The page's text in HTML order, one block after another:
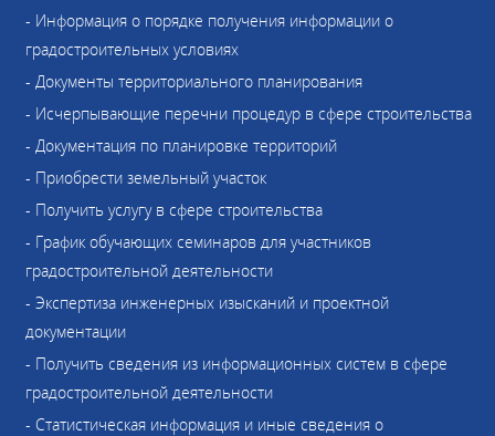
- Информация о порядке получения информации о
градостроительных условиях
- Документы территориального планирования
- Исчерпывающие перечни процедур в сфере строительства
- Документация по планировке территорий
- Приобрести земельный участок
- Получить услугу в сфере строительства
- График обучающих семинаров для участников
градостроительной деятельности
- Экспертиза инженерных изысканий и проектной
документации
- Получить сведения из информационных систем в сфере
градостроительной деятельности
- Статистическая информация и иные сведения о